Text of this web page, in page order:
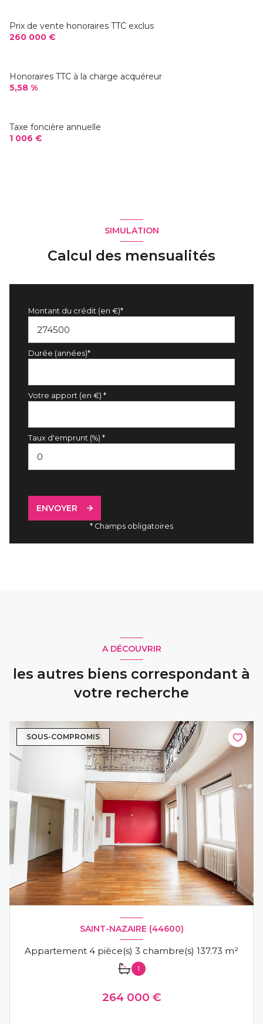
Prix de vente honoraires TTC exclus
260 000 €
Honoraires TTC à la charge acquéreur
5,58 %
Taxe foncière annuelle
1 006 €
SIMULATION
Calcul des mensualités
Montant du crédit (en €)*
Durée (années)*
Votre apport (en €) *
Taux d'emprunt (%) *
ENVOYER
* Champs obligatoires
A DÉCOUVRIR
les autres biens correspondant à
votre recherche
SOUS-COMPROMIS
SAINT-NAZAIRE (44600)
Appartement 4 pièce(s) 3 chambre(s) 137.73 m²
1
264 000 €